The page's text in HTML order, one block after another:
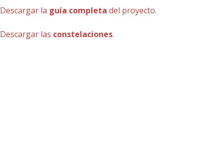
Descargar la guía completa del proyecto.
Descargar las constelaciones.